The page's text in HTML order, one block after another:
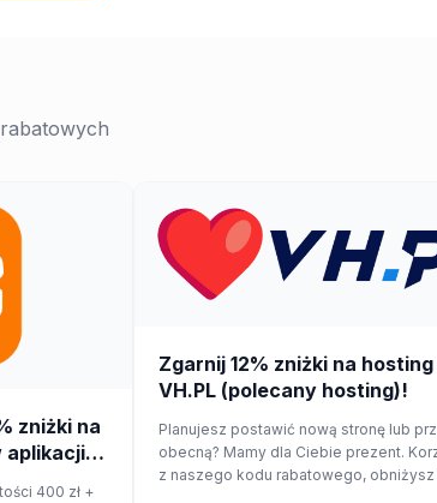
zniżki na
aplikacji
400 zł +
Zgarnij 12% zniżki na
VH.PL (polecany hosting)!
Planujesz postawić nową stronę lub
obecną? Mamy dla Ciebie prezent.
z naszego kodu rabatowego,